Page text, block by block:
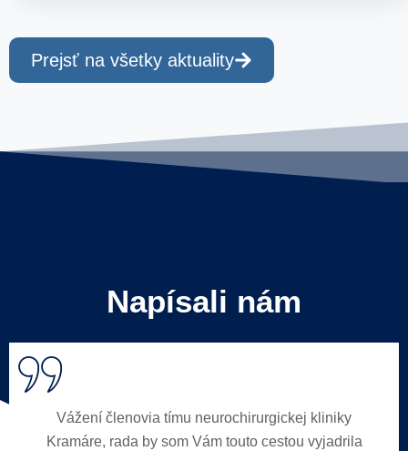
Prejsť na všetky aktuality
Napísali nám
Chcel by som touto cestou veľmi srdečne
poďakovať za záchranu mojej dcéry, ktorej úšpešnú